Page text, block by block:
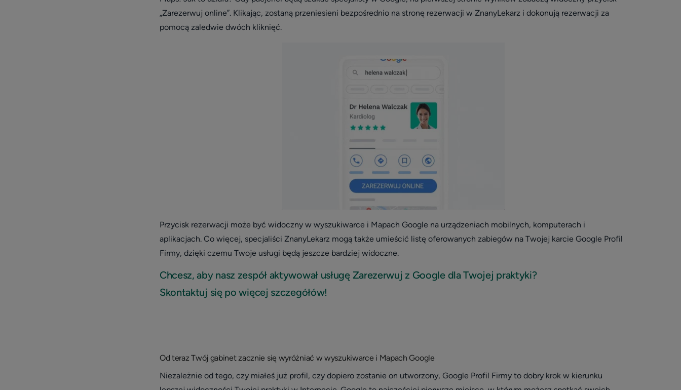
„Zarezerwuj online”. Klikając, zostaną przeniesieni bezpośrednio na stronę rezerwacji w ZnanyLekarz i dokonują rezerwacji za
pomocą zaledwie dwóch kliknięć.
Przycisk rezerwacji może być widoczny w wyszukiwarce i Mapach Google na urządzeniach mobilnych, komputerach i
aplikacjach. Co więcej, specjaliści ZnanyLekarz mogą także umieścić listę oferowanych zabiegów na Twojej karcie Google Profil
Firmy, dzięki czemu Twoje usługi będą jeszcze bardziej widoczne.
Chcesz, aby nasz zespół aktywował usługę Zarezerwuj z Google dla Twojej praktyki?
Skontaktuj się po więcej szczegółów!
Od teraz Twój gabinet zacznie się wyróżniać w wyszukiwarce i Mapach Google
Niezależnie od tego, czy miałeś już profil, czy dopiero zostanie on utworzony, Google Profil Firmy to dobry krok w kierunku